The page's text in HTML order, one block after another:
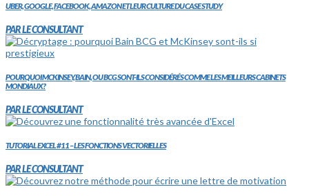
UBER, GOOGLE, FACEBOOK, AMAZON ET LEUR CULTURE DU CASE STUDY
PAR LE CONSULTANT
POURQUOI MCKINSEY, BAIN, OU BCG SONT-ILS CONSIDÉRÉS COMME LES MEILLEURS CABINETS
MONDIAUX?
PAR LE CONSULTANT
TUTORIAL EXCEL #11 – LES FONCTIONS VECTORIELLES
PAR LE CONSULTANT